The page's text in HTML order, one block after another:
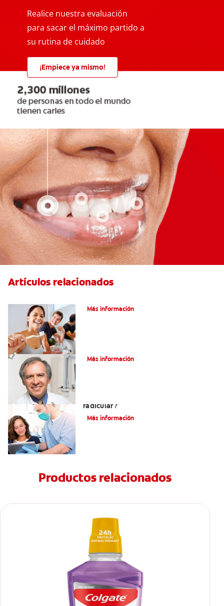
Realice nuestra evaluación
para sacar el máximo partido a
su rutina de cuidado
¡Empiece ya mismo!
Artículos relacionados
Más información
Más información
radicular?
Más información
Productos relacionados